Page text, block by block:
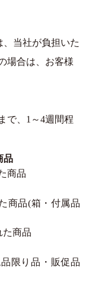
当社が負担いた
場合は、お客様
で、1～4週間程
品
商品
商品(箱・付属品
た商品
限り品・販促品